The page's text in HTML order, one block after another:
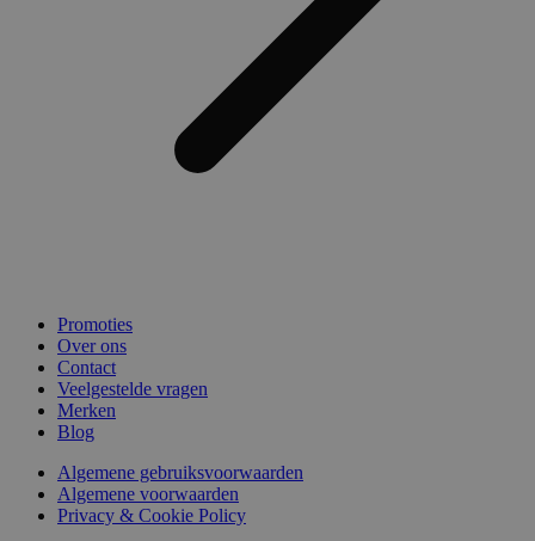
Promoties
Over ons
Contact
Veelgestelde vragen
Merken
Blog
Algemene gebruiksvoorwaarden
Algemene voorwaarden
Privacy & Cookie Policy